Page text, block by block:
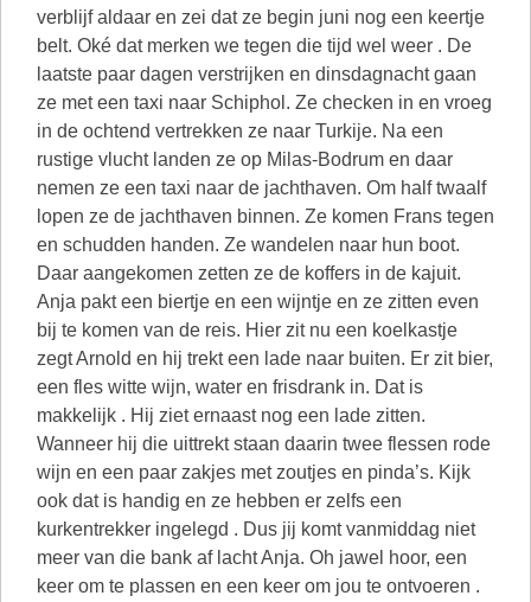
verblijf aldaar en zei dat ze begin juni nog een keertje
belt. Oké dat merken we tegen die tijd wel weer . De
laatste paar dagen verstrijken en dinsdagnacht gaan
ze met een taxi naar Schiphol. Ze checken in en vroeg
in de ochtend vertrekken ze naar Turkije. Na een
rustige vlucht landen ze op Milas-Bodrum en daar
nemen ze een taxi naar de jachthaven. Om half twaalf
lopen ze de jachthaven binnen. Ze komen Frans tegen
en schudden handen. Ze wandelen naar hun boot.
Daar aangekomen zetten ze de koffers in de kajuit.
Anja pakt een biertje en een wijntje en ze zitten even
bij te komen van de reis. Hier zit nu een koelkastje
zegt Arnold en hij trekt een lade naar buiten. Er zit bier,
een fles witte wijn, water en frisdrank in. Dat is
makkelijk . Hij ziet ernaast nog een lade zitten.
Wanneer hij die uittrekt staan daarin twee flessen rode
wijn en een paar zakjes met zoutjes en pinda’s. Kijk
ook dat is handig en ze hebben er zelfs een
kurkentrekker ingelegd . Dus jij komt vanmiddag niet
meer van die bank af lacht Anja. Oh jawel hoor, een
keer om te plassen en een keer om jou te ontvoeren .